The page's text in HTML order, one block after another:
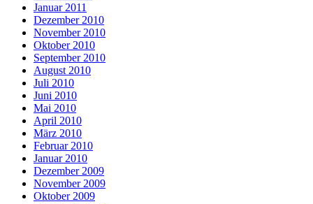
Januar 2011
Dezember 2010
November 2010
Oktober 2010
September 2010
August 2010
Juli 2010
Juni 2010
Mai 2010
April 2010
März 2010
Februar 2010
Januar 2010
Dezember 2009
November 2009
Oktober 2009